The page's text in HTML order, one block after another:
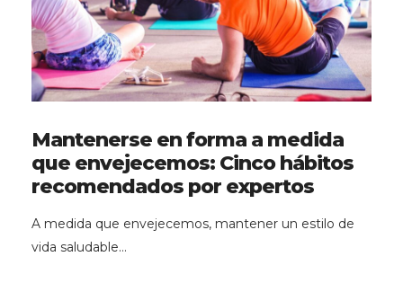
Mantenerse en forma a medida
que envejecemos: Cinco hábitos
recomendados por expertos
A medida que envejecemos, mantener un estilo de
vida saludable…